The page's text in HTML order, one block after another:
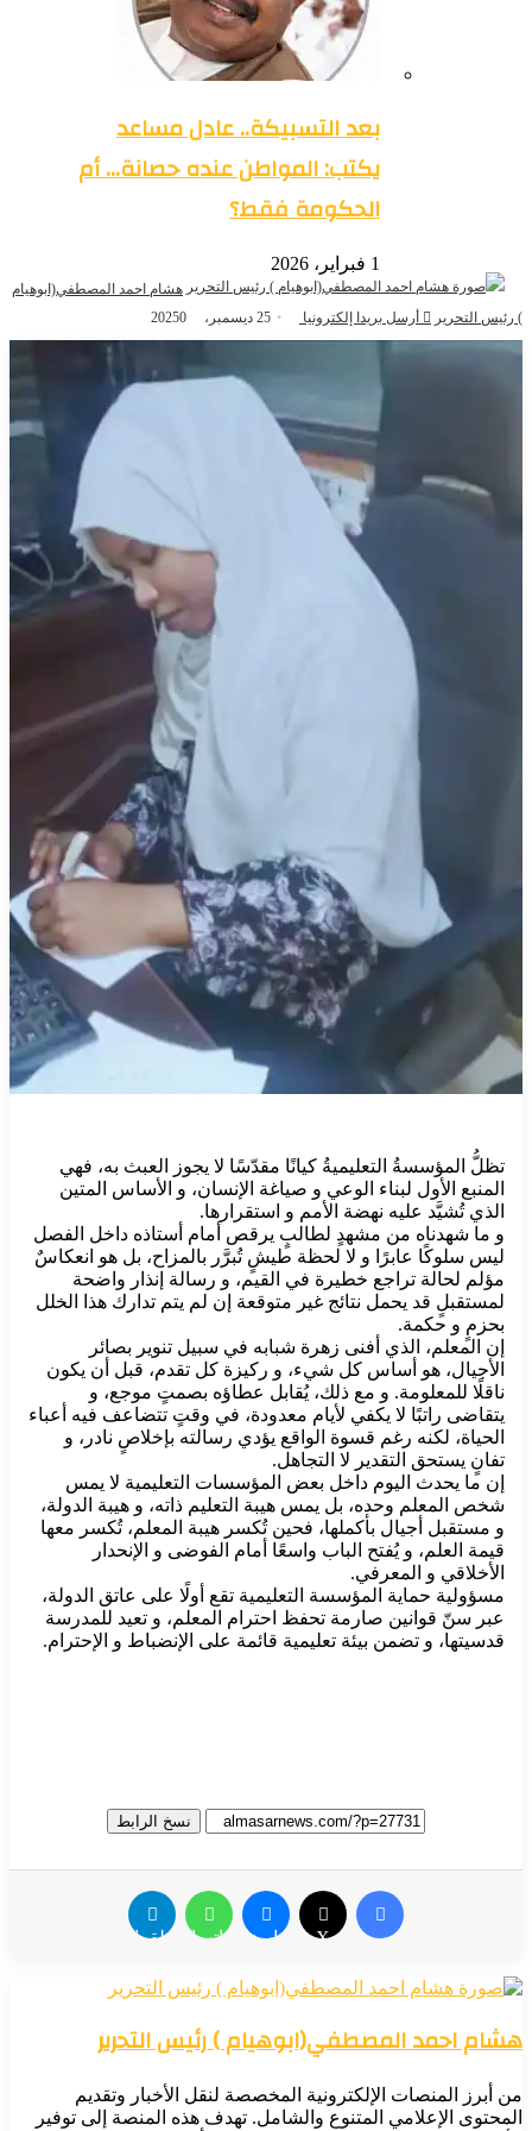
بعد التسبيكة.. عادل مساعد
يكتب: المواطن عنده حصانة… أم
الحكومة فقط؟
هشام احمد المصطفي(ابوهيام
التحرير
أرسل بريدا إلكترونيا 25 ديسمبر، 2025
تظلُّ المؤسسةُ التعليميةُ كيانًا مقدّسًا لا يجوز العبث به، فهي
المنبع الأول لبناء الوعي و صياغة الإنسان، و الأساس المتين
الذي تُشيَّد عليه نهضة الأمم و استقرارها.
و ما شهدناه من مشهدٍ لطالبٍ يرقص أمام أستاذه داخل الفصل
ليس سلوكًا عابرًا و لا لحظة طيشٍ تُبرَّر بالمزاح، بل هو انعكاسٌ
مؤلم لحالة تراجع خطيرة في القيم، و رسالة إنذار واضحة
لمستقبلٍ قد يحمل نتائج غير متوقعة إن لم يتم تدارك هذا الخلل
بحزمٍ و حكمة.
إن المعلم، الذي أفنى زهرة شبابه في سبيل تنوير بصائر
الأجيال، هو أساس كل شيء، و ركيزة كل تقدم، قبل أن يكون
ناقلًا للمعلومة. و مع ذلك، يُقابل عطاؤه بصمتٍ موجع، و
يتقاضى راتبًا لا يكفي لأيام معدودة، في وقتٍ تتضاعف فيه أعباء
الحياة، لكنه رغم قسوة الواقع يؤدي رسالته بإخلاصٍ نادر، و
تفانٍ يستحق التقدير لا التجاهل.
إن ما يحدث اليوم داخل بعض المؤسسات التعليمية لا يمس
شخص المعلم وحده، بل يمس هيبة التعليم ذاته، و هيبة الدولة،
و مستقبل أجيال بأكملها، فحين تُكسر هيبة المعلم، تُكسر معها
قيمة العلم، و يُفتح الباب واسعًا أمام الفوضى و الإنحدار
الأخلاقي و المعرفي.
مسؤولية حماية المؤسسة التعليمية تقع أولًا على عاتق الدولة،
عبر سنّ قوانين صارمة تحفظ احترام المعلم، و تعيد للمدرسة
قدسيتها، و تضمن بيئة تعليمية قائمة على الإنضباط و الإحترام.
نسخ الرابط
فيسبوك X ماسنجرواتسابتيلقرام
احمد المصطفي(ابوهيام ) رئيس التحرير
أبرز المنصات الإلكترونية المخصصة لنقل الأخبار وتقديم
الإعلامي المتنوع والشامل. تهدف هذه المنصة إلى توفير